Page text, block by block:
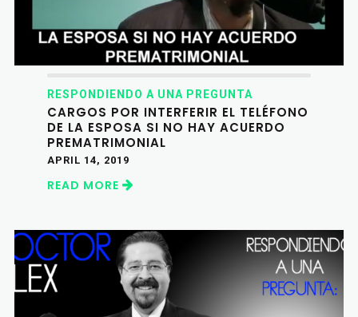
RESPONDIENDO A UNA PREGUNTA
CARGOS POR INTERFERIR EL TELÉFONO
DE LA ESPOSA SI NO HAY ACUERDO
PREMATRIMONIAL
APRIL 14, 2019
READ MORE